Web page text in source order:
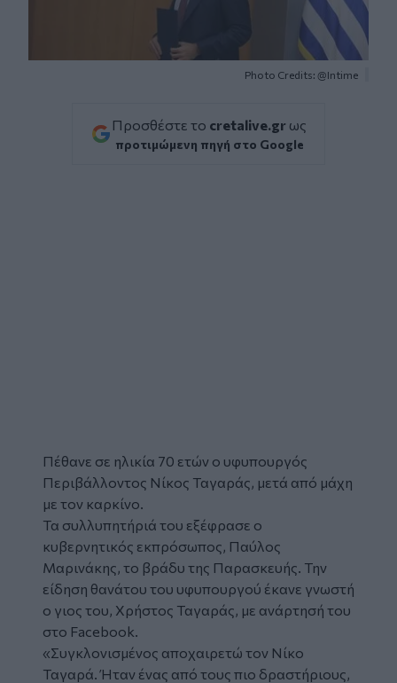
Photo Credits: @Intime
Προσθέστε το cretalive.gr ως
προτιμώμενη πηγή στο Google
Πέθανε σε ηλικία 70 ετών ο υφυπουργός
Περιβάλλοντος Νίκος Ταγαράς, μετά από μάχη
με τον καρκίνο.
Τα συλλυπητήριά του εξέφρασε ο
κυβερνητικός εκπρόσωπος, Παύλος
Μαρινάκης, το βράδυ της Παρασκευής. Την
είδηση θανάτου του υφυπουργού έκανε γνωστή
ο γιος του, Χρήστος Ταγαράς, με ανάρτησή του
στο Facebook.
«Συγκλονισμένος αποχαιρετώ τον Νίκο
Ταγαρά. Ήταν ένας από τους πιο δραστήριους,